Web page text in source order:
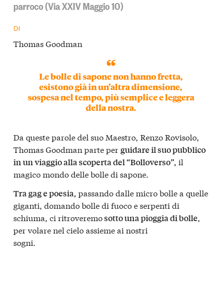
parroco (Via XXIV Maggio 10)
DI
Thomas Goodman
Le bolle di sapone non hanno fretta,
esistono già in un’altra dimensione,
sospesa nel tempo, più semplice e leggera
della nostra.
Da queste parole del suo Maestro, Renzo Rovisolo,
Thomas Goodman parte perguidare il suo pubblico
in un viaggio alla scoperta del “Bolloverso”, il
magico mondo delle bolle di sapone.
Tra gag e poesia, passando dalle micro bolle a quelle
giganti, domando bolle di fuoco e serpenti di
schiuma, ci ritroveremosotto una pioggia di bolle,
per volare nel cielo assieme ai nostri
sogni.